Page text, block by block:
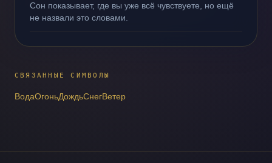
Сон показывает, где вы уже всё чувствуете, но ещё
не назвали это словами.
СВЯЗАННЫЕ СИМВОЛЫ
ВодаОгоньДождьСнегВетер